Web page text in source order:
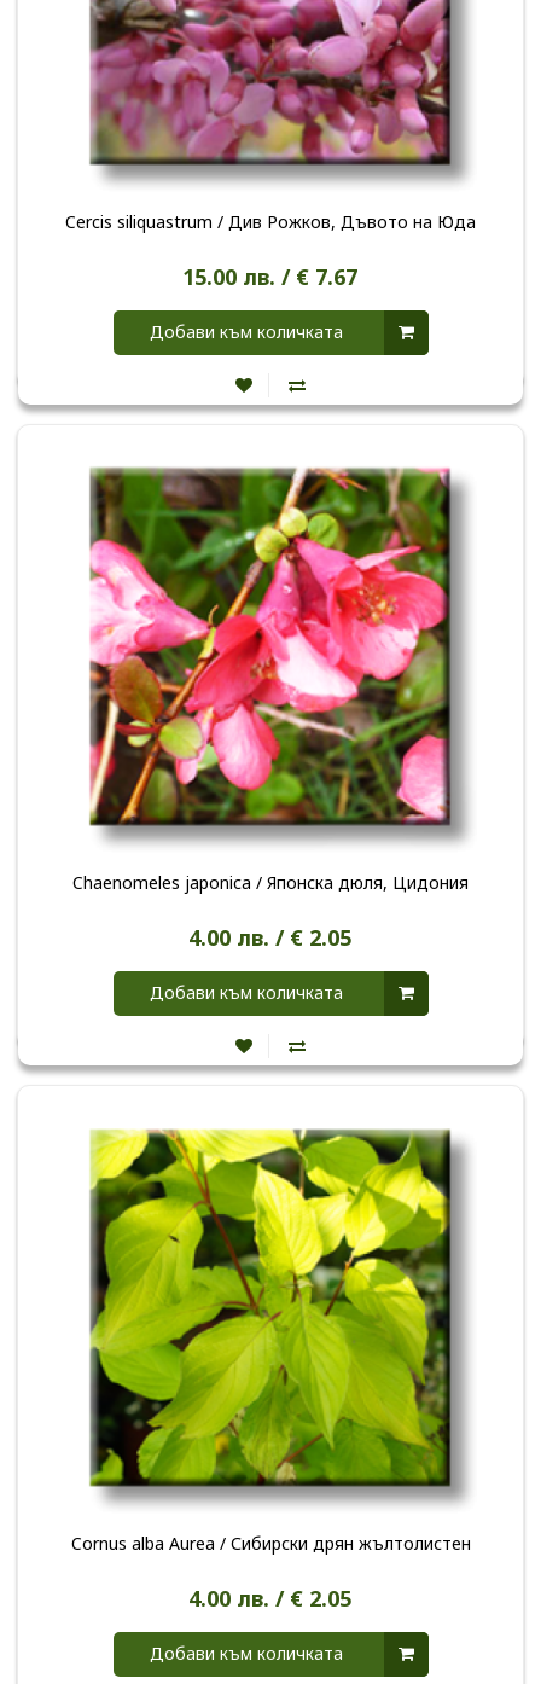
Cercis siliquastrum / Див Рожков, Дъвото на Юда
15.00 лв. / € 7.67
Добави към количката
Chaenomeles japonica / Японска дюля, Цидония
4.00 лв. / € 2.05
Добави към количката
Cornus alba Aurea / Сибирски дрян жълтолистен
4.00 лв. / € 2.05
Добави към количката